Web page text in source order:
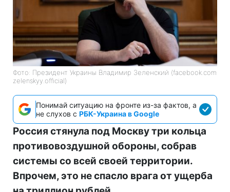
Фото: Президент Украины Владимир Зеленский (facebook.com
zelenskyy.official)
Понимай ситуацию на фронте из-за фактов, а
не слухов с РБК-Украина в Google
Россия стянула под Москву три кольца
противовоздушной обороны, собрав
системы со всей своей территории.
Впрочем, это не спасло врага от ущерба